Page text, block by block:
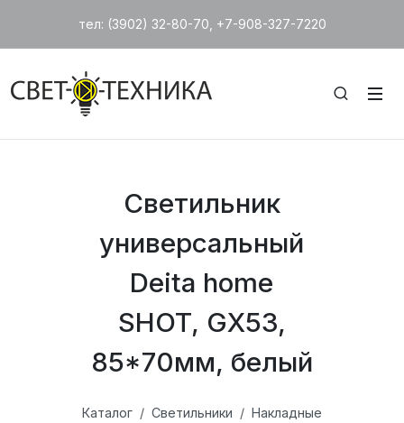
тел: (3902) 32-80-70, +7-908-327-7220
Светильник
универсальный
Deita home
SHOT, GX53,
85*70мм, белый
Каталог Светильники Накладные